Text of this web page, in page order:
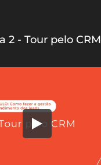
2 - Tour pelo CRM